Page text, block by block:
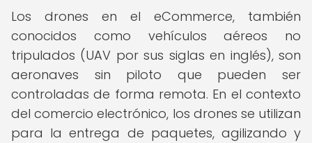
Los drones en el eCommerce, también
conocidos como vehículos aéreos no
tripulados (UAV por sus siglas en inglés), son
aeronaves sin piloto que pueden ser
controladas de forma remota. En el contexto
del comercio electrónico, los drones se utilizan
para la entrega de paquetes, agilizando y